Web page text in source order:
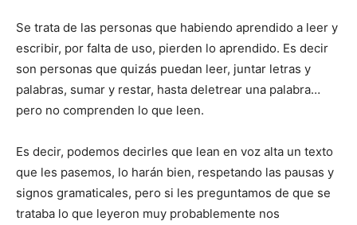
Se trata de las personas que habiendo aprendido a leer y
escribir, por falta de uso, pierden lo aprendido. Es decir
son personas que quizás puedan leer, juntar letras y
palabras, sumar y restar, hasta deletrear una palabra…
pero no comprenden lo que leen.
Es decir, podemos decirles que lean en voz alta un texto
que les pasemos, lo harán bien, respetando las pausas y
signos gramaticales, pero si les preguntamos de que se
trataba lo que leyeron muy probablemente nos